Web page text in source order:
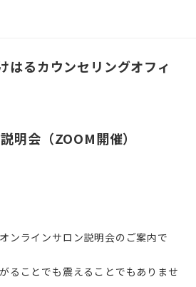
はるカウンセリングオフィ
明会（ZOOM開催）
ンラインサロン説明会のご案内で
ることでも震えることでもありませ